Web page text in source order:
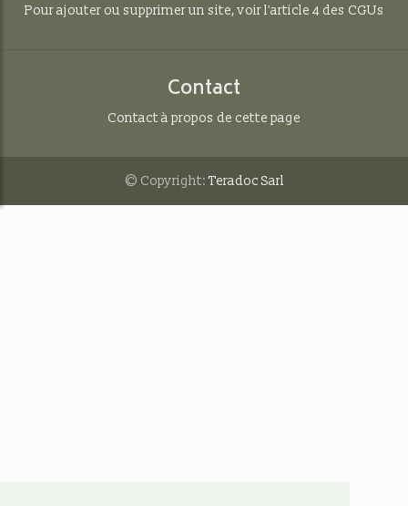
Pour ajouter ou supprimer un site, voir l'article 4 des CGUs
Contact
Contact à propos de cette page
© Copyright:Teradoc Sarl